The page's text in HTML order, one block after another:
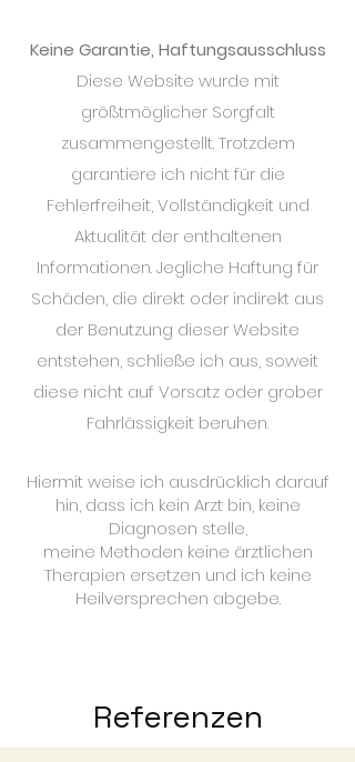
Keine Garantie, Haftungsausschluss
Diese Website wurde mit
größtmöglicher Sorgfalt
zusammengestellt. Trotzdem
garantiere ich nicht für die
Fehlerfreiheit, Vollständigkeit und
Aktualität der enthaltenen
Informationen. Jegliche Haftung für
Schäden, die direkt oder indirekt aus
der Benutzung dieser Website
entstehen, schließe ich aus, soweit
diese nicht auf Vorsatz oder grober
Fahrlässigkeit beruhen.
Hiermit weise ich ausdrücklich darauf
hin, dass ich kein Arzt bin, keine
Diagnosen stelle,
meine Methoden keine ärztlichen
Therapien ersetzen und ich keine
Heilversprechen abgebe.
Referenzen